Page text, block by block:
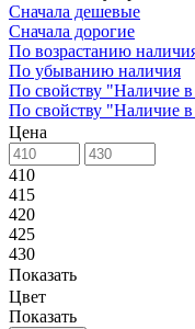
Сначала дешевые
Сначала дорогие
По возрастанию
По убыванию наличия
По свойству "Наличие в
По свойству "Наличие
Цена
410
415
420
425
430
Показать
Цвет
Показать